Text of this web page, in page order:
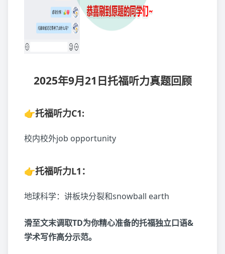
2025年9月21日托福听力真题回顾
👉托福听力C1:
校内校外job opportunity
👉托福听力L1：
地球科学：讲板块分裂和snowball earth
滑至文末调取TD为你精心准备的托福独立口语&
学术写作高分示范。